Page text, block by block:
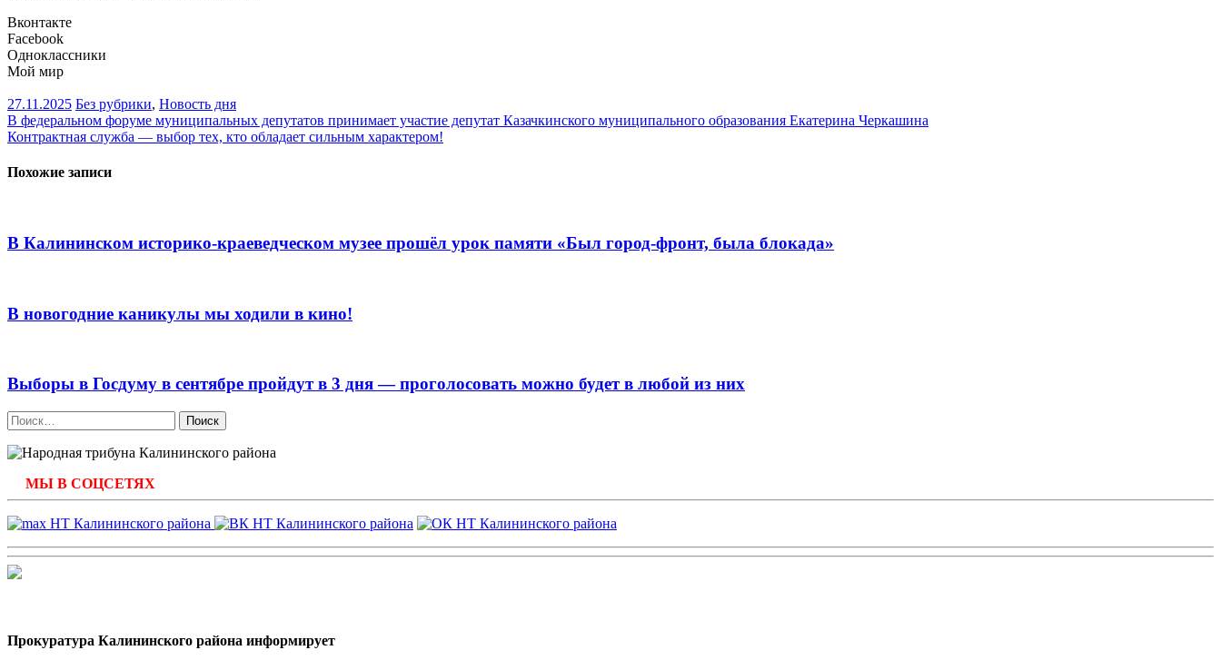
Вконтакте
Facebook
Одноклассники
Мой мир
27.11.2025 Без рубрики, Новость дня
Навигация
по
записям
В федеральном форуме муниципальных депутатов принимает участие депутат Казачкинского муниципального образования Екатерина Черкашина
Контрактная служба — выбор тех, кто обладает сильным характером!
Похожие записи
В Калининском историко-краеведческом музее прошёл урок памяти «Был город-фронт, была блокада»
В новогодние каникулы мы ходили в кино!
Выборы в Госдуму в сентябре пройдут в 3 дня — проголосовать можно будет в любой из них
Найти:
МЫ В СОЦСЕТЯХ
Прокуратура Калининского района информирует